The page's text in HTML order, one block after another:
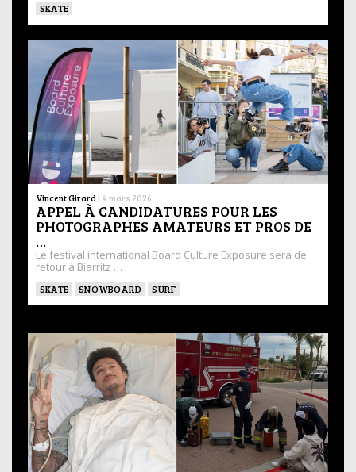
SKATE
Vincent Girard | 4 mars 2026
APPEL À CANDIDATURES POUR LES
PHOTOGRAPHES AMATEURS ET PROS DE
…
Le festival international Board Culture Exposure sera de
retour à Biarritz …
SKATE SNOWBOARD SURF